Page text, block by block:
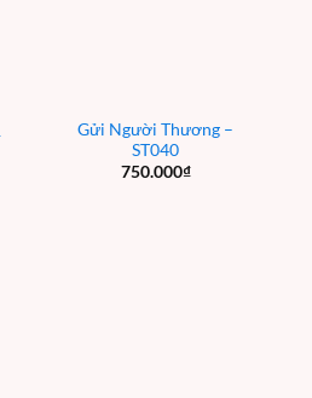
Gửi Người Thương –
ST040
750.000₫